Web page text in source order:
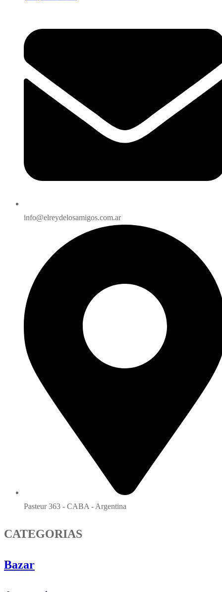
info@elreydelosamigos.com.ar
Pasteur 363 - CABA - Argentina
CATEGORIAS
Bazar